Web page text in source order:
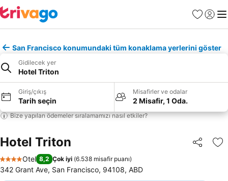
Favoriler
Giriş
San Francisco konumundaki tüm konaklama yerlerini göster
Gidilecek yer
Hotel Triton
Giriş/çıkış
Tarih seçin
Misafirler ve odalar
2 Misafir, 1 Oda.
Bize yapılan ödemeler sıralamamızı nasıl etkiler?
Hotel Triton Paylaş
4 Yıldız
Otel 8,2 Çok iyi (6.538 misafir puanı)
342 Grant Ave, San Francisco, 94108, ABD